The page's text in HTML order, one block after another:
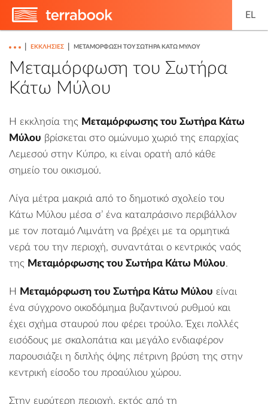
EL
ΕΚΚΛΗΣΊΕΣ ΜΕΤΑΜΌΡΦΩΣΗ ΤΟΥ ΣΩΤΉΡΑ ΚΆΤΩ ΜΎΛΟΥ
Μεταμόρφωση του Σωτήρα
Κάτω Μύλου
H εκκλησία της Μεταμόρφωσης του Σωτήρα Κάτω
Μύλου βρίσκεται στο ομώνυμο χωριό της επαρχίας
Λεμεσού στην Κύπρο, κι είναι ορατή από κάθε
σημείο του οικισμού.
Λίγα μέτρα μακριά από το δημοτικό σχολείο του
Κάτω Μύλου μέσα σ’ ένα καταπράσινο περιβάλλον
με τον ποταμό Λιμνάτη να βρέχει με τα ορμητικά
νερά του την περιοχή, συναντάται ο κεντρικός ναός
της Μεταμόρφωσης του Σωτήρα Κάτω Μύλου.
H Μεταμόρφωση του Σωτήρα Κάτω Μύλου είναι
ένα σύγχρονο οικοδόμημα βυζαντινού ρυθμού και
έχει σχήμα σταυρού που φέρει τρούλο. Έχει πολλές
εισόδους με σκαλοπάτια και μεγάλο ενδιαφέρον
παρουσιάζει η διπλής όψης πέτρινη βρύση της στην
κεντρική είσοδο του προαύλιου χώρου.
Στην ευρύτερη περιοχή, εκτός από τη